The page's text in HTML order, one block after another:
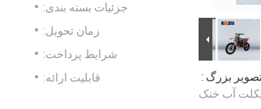
بزرگ :
جزئیات بسته بندی:
زمان تحویل:
شرایط پرداخت:
قابلیت ارائه: